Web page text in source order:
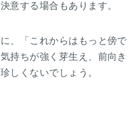
意する場合もあります。
、「これからはもっと傍で
持ちが強く芽生え、前向き
しくないでしょう。